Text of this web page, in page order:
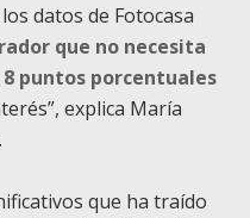
datos de Fotocasa
que no necesita
puntos porcentuales
explica María
que ha traído